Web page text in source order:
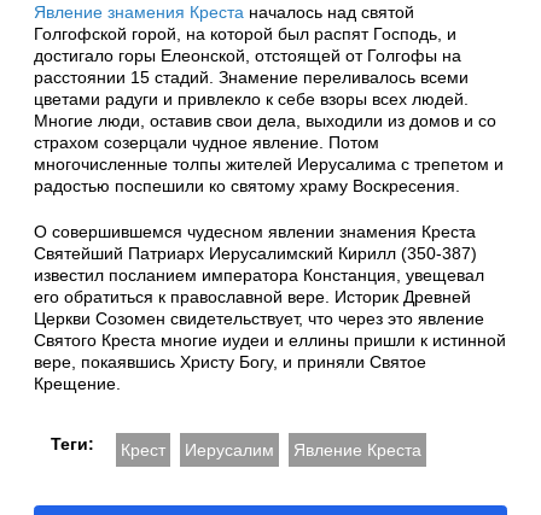
Явление знамения Креста началось над святой
Голгофской горой, на которой был распят Господь, и
достигало горы Елеонской, отстоящей от Голгофы на
расстоянии 15 стадий. Знамение переливалось всеми
цветами радуги и привлекло к себе взоры всех людей.
Многие люди, оставив свои дела, выходили из домов и со
страхом созерцали чудное явление. Потом
многочисленные толпы жителей Иерусалима с трепетом и
радостью поспешили ко святому храму Воскресения.
О совершившемся чудесном явлении знамения Креста
Святейший Патриарх Иерусалимский Кирилл (350-387)
известил посланием императора Констанция, увещевал
его обратиться к православной вере. Историк Древней
Церкви Созомен свидетельствует, что через это явление
Святого Креста многие иудеи и еллины пришли к истинной
вере, покаявшись Христу Богу, и приняли Святое
Крещение.
Теги: Крест Иерусалим Явление Креста